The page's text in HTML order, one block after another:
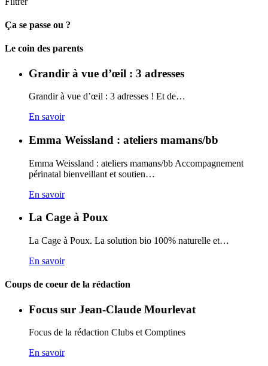
Ça se passe ou ?
Carto
Le coin des parents
Grandir à vue d’œil : 3 adresses
Grandir à vue d’œil : 3 adresses ! Et de…
En savoir
Emma Weissland : ateliers mamans/bb
Emma Weissland : ateliers mamans/bb Accompagnement
périnatal bienveillant et soutien…
En savoir
La Cage à Poux
La Cage à Poux. La solution bio 100% naturelle et…
En savoir
Coups de coeur de la rédaction
Focus sur Jean-Claude Mourlevat
Focus de la rédaction Clubs et Comptines
En savoir